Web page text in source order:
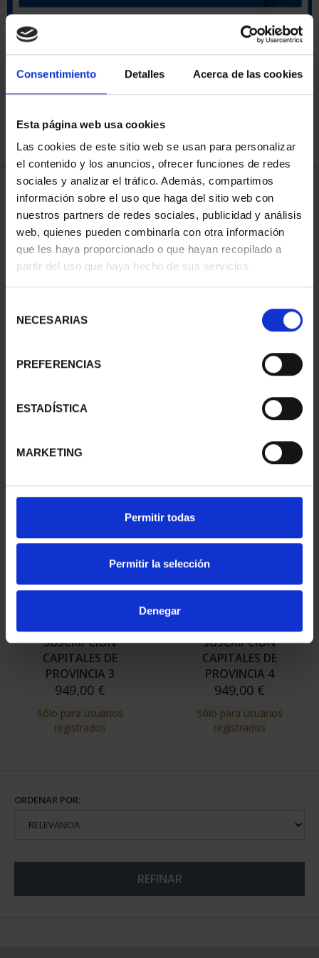
Consentimiento Detalles Acerca de las cookies
Esta página web usa cookies
Las cookies de este sitio web se usan para personalizar
el contenido y los anuncios, ofrecer funciones de redes
sociales y analizar el tráfico. Además, compartimos
información sobre el uso que haga del sitio web con
nuestros partners de redes sociales, publicidad y análisis
web, quienes pueden combinarla con otra información
que les haya proporcionado o que hayan recopilado a
partir del uso que haya hecho de sus servicios.
NECESARIAS
PREFERENCIAS
ESTADÍSTICA
MARKETING
Permitir todas
Permitir la selección
Denegar
REFINAR
4 Productos encontrados
PROVINCIA 1
Sólo para usuarios
SUSCRIPCIÓN
CAPITALES DE
PROVINCIA 2
Sólo para usuarios
registrados
SUSCRIPCIÓN
CAPITALES DE
PROVINCIA 3
949,00 €
Sólo para usuarios
registrados
SUSCRIPCIÓN
CAPITALES DE
PROVINCIA 4
949,00 €
Sólo para usuarios
registrados
ORDENAR POR:
REFINAR